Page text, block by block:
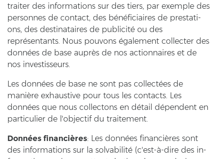
trai­ter des in­for­ma­ti­ons sur des tiers, par ex­emp­le des
per­son­nes de con­tact, des bénéficiaires de pre­sta­ti­
ons, des de­sti­na­tai­res de publicité ou des
représentants. Nous pou­vons également coll­ec­ter des
données de base auprès de nos ac­ti­onn­aires et de
nos in­ves­tis­seurs.
Les données de base ne sont pas collectées de
manière ex­haus­ti­ve pour tous les con­tacts. Les
données que nous coll­ec­tons en détail dépendent en
par­ti­cu­lier de l'ob­jec­tif du trai­te­ment.
Données financières: Les données financières sont
des in­for­ma­ti­ons sur la solvabilité (c'est-​à-dire des in­